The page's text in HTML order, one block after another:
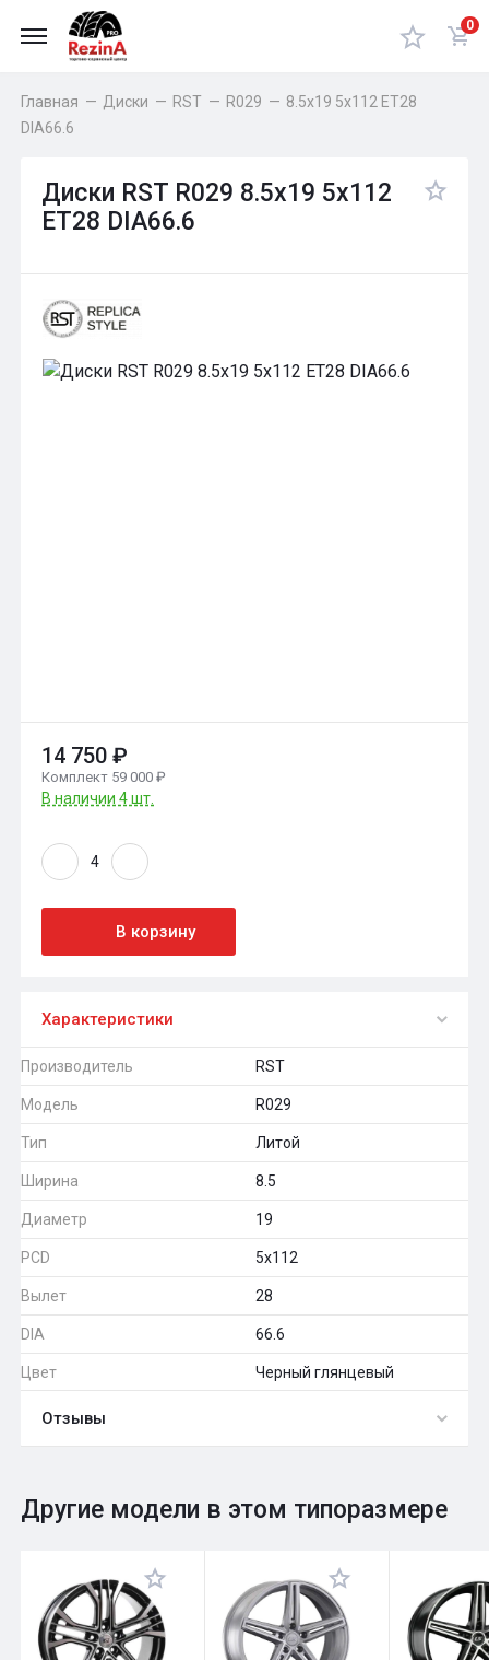
0
Главная — Диски — RST — R029 — 8.5x19 5x112 ET28
DIA66.6
Диски RST R029 8.5x19 5x112
ET28 DIA66.6
14 750 ₽
Комплект 59 000 ₽
В наличии 4 шт.
В корзину
Характеристики
Производитель RST
Модель R029
Тип Литой
Ширина 8.5
Диаметр 19
PCD 5x112
Вылет 28
DIA 66.6
Цвет Черный глянцевый
Отзывы
Оставить отзыв
Общий рейтинг 0
Другие модели в этом типоразмере